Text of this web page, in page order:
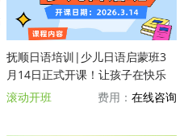
抚顺日语培训|少儿日语启蒙班3
月14日正式开课！让孩子在快乐
中爱上日语，欢迎试听~
滚动开班 费用： 在线咨询